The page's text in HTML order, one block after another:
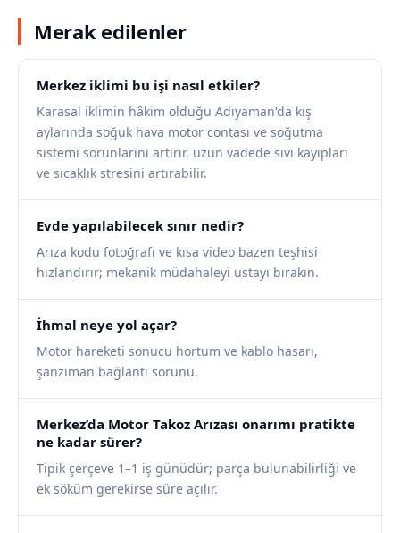
Merak edilenler
Merkez iklimi bu işi nasıl etkiler?
Karasal iklimin hâkim olduğu Adıyaman'da kış
aylarında soğuk hava motor contası ve soğutma
sistemi sorunlarını artırır. uzun vadede sıvı kayıpları
ve sıcaklık stresini artırabilir.
Evde yapılabilecek sınır nedir?
Arıza kodu fotoğrafı ve kısa video bazen teşhisi
hızlandırır; mekanik müdahaleyi ustayı bırakın.
İhmal neye yol açar?
Motor hareketi sonucu hortum ve kablo hasarı,
şanzıman bağlantı sorunu.
Merkez’da Motor Takoz Arızası onarımı pratikte
ne kadar sürer?
Tipik çerçeve 1–1 iş günüdür; parça bulunabilirliği ve
ek söküm gerekirse süre açılır.